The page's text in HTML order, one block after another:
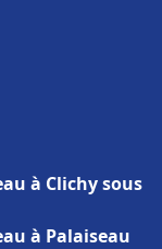
à Clichy sous
à Palaiseau